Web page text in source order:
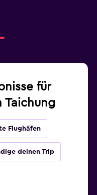
für
Taichung
Flughäfen
deinen Trip